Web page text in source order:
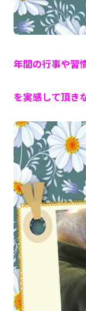
年間の行事や習
を実感して頂き